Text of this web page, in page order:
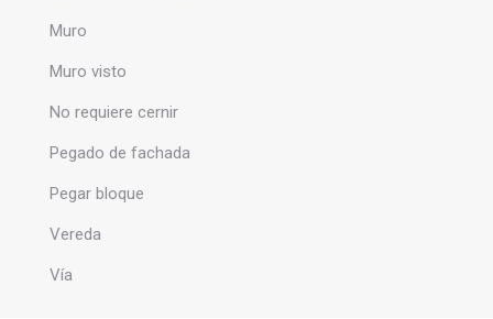
Muro
Muro visto
No requiere cernir
Pegado de fachada
Pegar bloque
Vereda
Vía